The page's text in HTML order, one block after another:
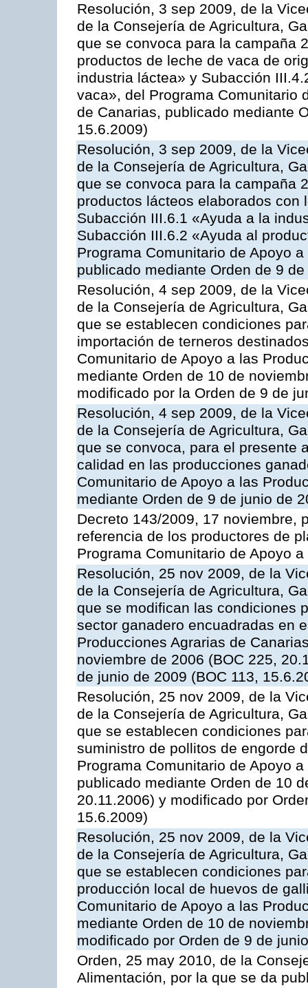
Resolución, 3 sep 2009, de la
de la Consejería de Agricultura,
que se convoca para la campaña
productos de leche de vaca de
industria láctea» y Subacción
vaca», del Programa Comunitario
de Canarias, publicado mediante
15.6.2009)
Resolución, 3 sep 2009, de la
de la Consejería de Agricultura,
que se convoca para la campaña
productos lácteos elaborados
Subacción III.6.1 «Ayuda a la
Subacción III.6.2 «Ayuda al
Programa Comunitario de Apoyo
publicado mediante Orden de 9
Resolución, 4 sep 2009, de la
de la Consejería de Agricultura,
que se establecen condiciones
importación de terneros
Comunitario de Apoyo a las
mediante Orden de 10 de
modificado por la Orden de 9 de
Resolución, 4 sep 2009, de la
de la Consejería de Agricultura,
que se convoca, para el presente
calidad en las producciones
Comunitario de Apoyo a las
mediante Orden de 9 de junio de
Decreto 143/2009, 17 noviembre,
referencia de los productores de
Programa Comunitario de Apoyo
Resolución, 25 nov 2009, de la
de la Consejería de Agricultura,
que se modifican las condiciones
sector ganadero encuadradas en
Producciones Agrarias de
noviembre de 2006 (BOC 225,
de junio de 2009 (BOC 113,
Resolución, 25 nov 2009, de la
de la Consejería de Agricultura,
que se establecen condiciones
suministro de pollitos de engorde
Programa Comunitario de Apoyo
publicado mediante Orden de 10
20.11.2006) y modificado por
15.6.2009)
Resolución, 25 nov 2009, de la
de la Consejería de Agricultura,
que se establecen condiciones
producción local de huevos de
Comunitario de Apoyo a las
mediante Orden de 10 de
modificado por Orden de 9 de
Orden, 25 may 2010, de la
Alimentación, por la que se da